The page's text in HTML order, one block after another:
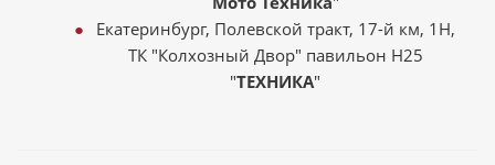
Екатеринбург, Полевской тракт, 17-й км, 1Н,
ТК "Колхозный Двор" павильон Н25
"ТЕХНИКА"